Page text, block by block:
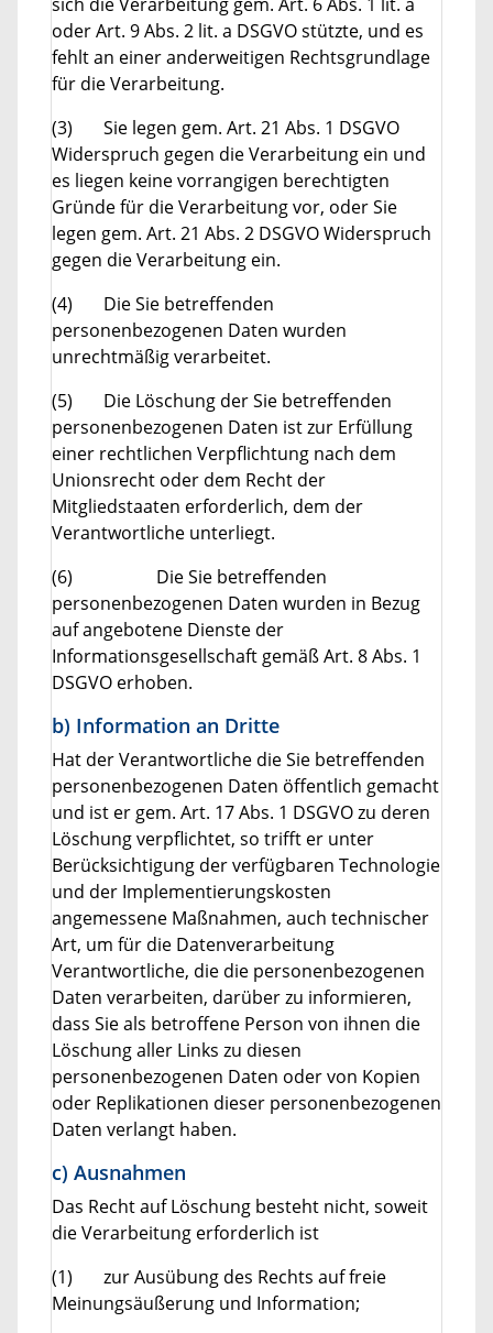
oder Art. 9 Abs. 2 lit. a DSGVO stützte, und es
fehlt an einer anderweitigen Rechtsgrundlage
für die Verarbeitung.
(3) Sie legen gem. Art. 21 Abs. 1 DSGVO
Widerspruch gegen die Verarbeitung ein und
es liegen keine vorrangigen berechtigten
Gründe für die Verarbeitung vor, oder Sie
legen gem. Art. 21 Abs. 2 DSGVO Widerspruch
gegen die Verarbeitung ein.
(4) Die Sie betreffenden
personenbezogenen Daten wurden
unrechtmäßig verarbeitet.
(5) Die Löschung der Sie betreffenden
personenbezogenen Daten ist zur Erfüllung
einer rechtlichen Verpflichtung nach dem
Unionsrecht oder dem Recht der
Mitgliedstaaten erforderlich, dem der
Verantwortliche unterliegt.
(6) Die Sie betreffenden
personenbezogenen Daten wurden in Bezug
auf angebotene Dienste der
Informationsgesellschaft gemäß Art. 8 Abs. 1
DSGVO erhoben.
b) Information an Dritte
Hat der Verantwortliche die Sie betreffenden
personenbezogenen Daten öffentlich gemacht
und ist er gem. Art. 17 Abs. 1 DSGVO zu deren
Löschung verpflichtet, so trifft er unter
Berücksichtigung der verfügbaren Technologie
und der Implementierungskosten
angemessene Maßnahmen, auch technischer
Art, um für die Datenverarbeitung
Verantwortliche, die die personenbezogenen
Daten verarbeiten, darüber zu informieren,
dass Sie als betroffene Person von ihnen die
Löschung aller Links zu diesen
personenbezogenen Daten oder von Kopien
oder Replikationen dieser personenbezogenen
Daten verlangt haben.
c) Ausnahmen
Das Recht auf Löschung besteht nicht, soweit
die Verarbeitung erforderlich ist
(1) zur Ausübung des Rechts auf freie
Meinungsäußerung und Information;